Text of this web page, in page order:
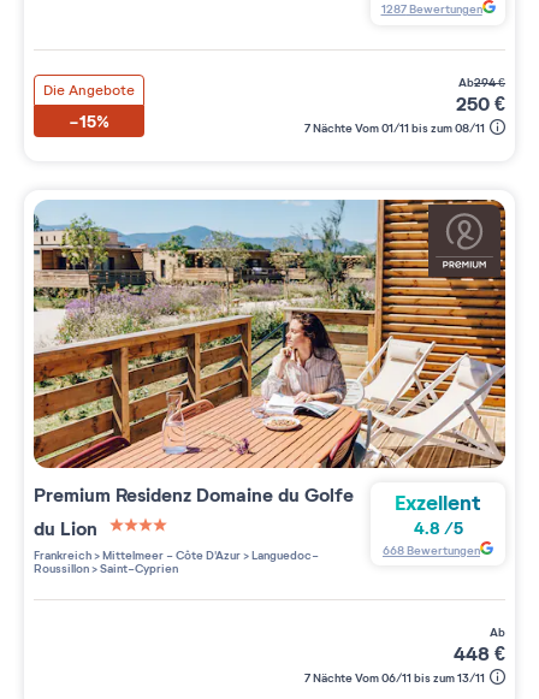
1287Bewertungen
Die Angebote
-15%
ab294€
250€
7 Nächte Vom 01/11 bis zum 08/11
Premium Residenz Domaine du Golfe
du Lion
4 étoiles sur 5
Frankreich>Mittelmeer - Côte D'Azur>Languedoc-
Roussillon>Saint-Cyprien
Exzellent
4.8 /5
668Bewertungen
ab
448€
7 Nächte Vom 06/11 bis zum 13/11